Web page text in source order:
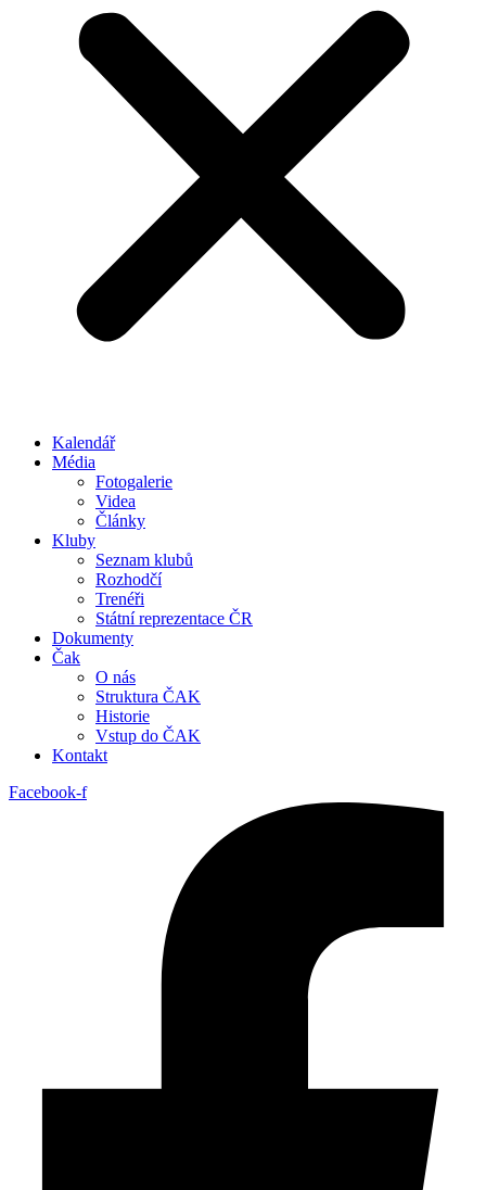
Kalendář
Média
Fotogalerie
Videa
Články
Kluby
Seznam klubů
Rozhodčí
Trenéři
Státní reprezentace ČR
Dokumenty
Čak
O nás
Struktura ČAK
Historie
Vstup do ČAK
Kontakt
Facebook-f